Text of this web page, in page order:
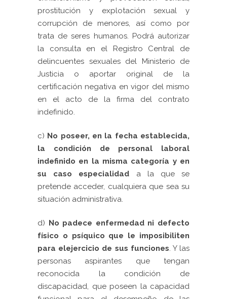
prostitución y explotación sexual y
corrupción de menores, así como por
trata de seres humanos. Podrá autorizar
la consulta en el Registro Central de
delincuentes sexuales del Ministerio de
Justicia o aportar original de la
certificación negativa en vigor del mismo
en el acto de la firma del contrato
indefinido.
c) No poseer, en la fecha establecida,
la condición de personal laboral
indefinido en la misma categoría y en
su caso especialidad a la que se
pretende acceder, cualquiera que sea su
situación administrativa.
d) No padece enfermedad ni defecto
físico o psíquico que le imposibiliten
para elejercicio de sus funciones. Y las
personas aspirantes que tengan
reconocida la condición de
discapacidad, que poseen la capacidad